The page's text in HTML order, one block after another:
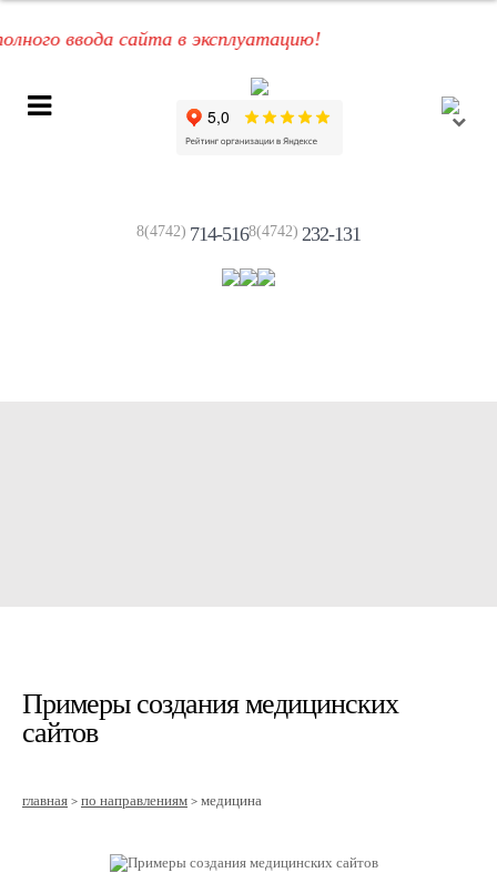
сайта в эксплуатацию!
8(4742) 714-5168(4742) 232-131
Примеры создания медицинских
сайтов
главная > по направлениям > медицина